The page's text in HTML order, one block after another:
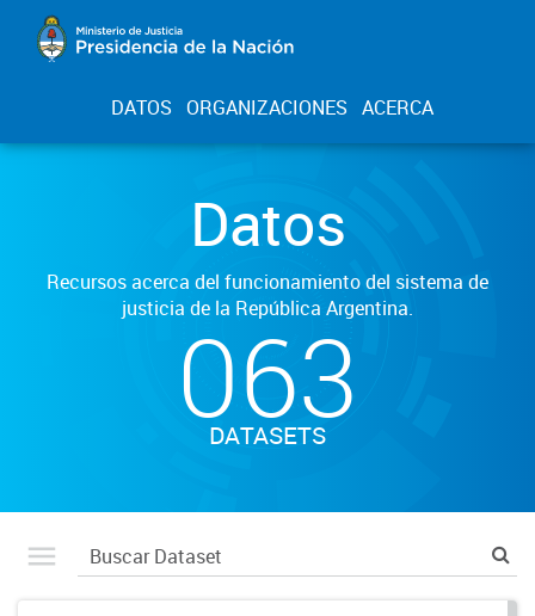
DATOS ORGANIZACIONES ACERCA
Datos
Recursos acerca del funcionamiento del sistema de
justicia de la República Argentina.
063
DATASETS